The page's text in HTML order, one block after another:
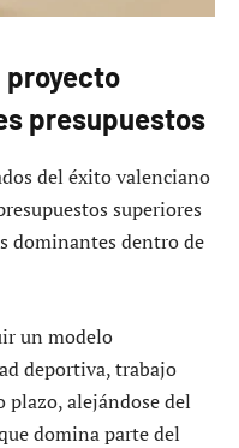
proyecto
presupuestos
del éxito valenciano
superiores
dominantes dentro de
un modelo
deportiva, trabajo
alejándose del
domina parte del